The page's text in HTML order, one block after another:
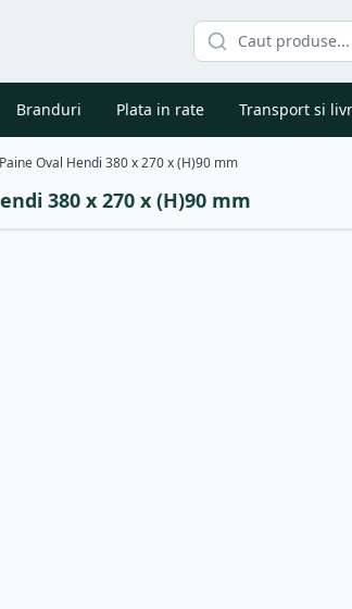
Branduri Plata in rate Transport si
Oval Hendi 380 x 270 x (H)90 mm
380 x 270 x (H)90 mm